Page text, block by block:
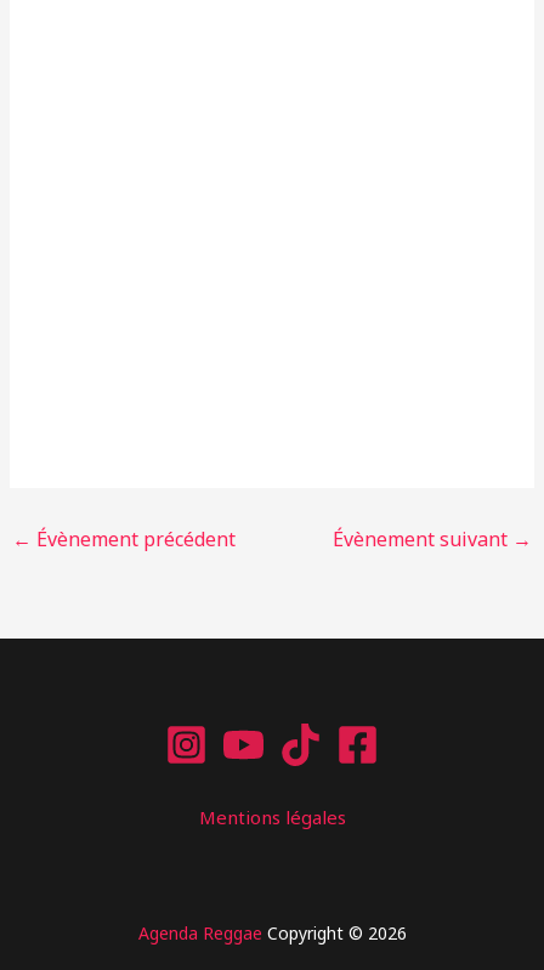
← Évènement précédent Évènement suivant →
Mentions légales
Agenda Reggae Copyright © 2026